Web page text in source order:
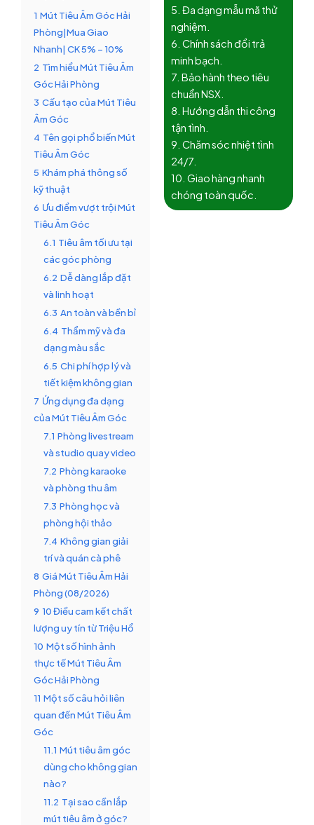
1 Mút Tiêu Âm Góc Hải
Phòng|Mua Giao
Nhanh| CK 5% – 10%
2 Tìm hiểu Mút Tiêu Âm
Góc Hải Phòng
3 Cấu tạo của Mút Tiêu
Âm Góc
4 Tên gọi phổ biến Mút
Tiêu Âm Góc
5 Khám phá thông số
kỹ thuật
6 Ưu điểm vượt trội Mút
Tiêu Âm Góc
6.1 Tiêu âm tối ưu tại
các góc phòng
6.2 Dễ dàng lắp đặt
và linh hoạt
6.3 An toàn và bền bỉ
6.4 Thẩm mỹ và đa
dạng màu sắc
6.5 Chi phí hợp lý và
tiết kiệm không gian
7 Ứng dụng đa dạng
của Mút Tiêu Âm Góc
7.1 Phòng livestream
và studio quay video
7.2 Phòng karaoke
và phòng thu âm
7.3 Phòng học và
phòng hội thảo
7.4 Không gian giải
trí và quán cà phê
8 Giá Mút Tiêu Âm Hải
Phòng (08/2026)
9 10 Điều cam kết chất
lượng uy tín từ Triệu Hổ
10 Một số hình ảnh
thực tế Mút Tiêu Âm
Góc Hải Phòng
11 Một số câu hỏi liên
quan đến Mút Tiêu Âm
Góc
11.1 Mút tiêu âm góc
dùng cho không gian
nào?
11.2 Tại sao cần lắp
mút tiêu âm ở góc?
5. Đa dạng mẫu mã thử
nghiệm.
6. Chính sách đổi trả
minh bạch.
7. Bảo hành theo tiêu
chuẩn NSX.
8. Hướng dẫn thi công
tận tình.
9. Chăm sóc nhiệt tình
24/7.
10. Giao hàng nhanh
chóng toàn quốc.